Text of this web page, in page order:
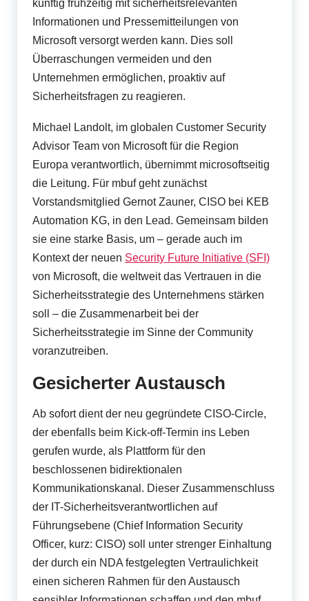
künftig frühzeitig mit sicherheitsrelevanten
Informationen und Pressemitteilungen von
Microsoft versorgt werden kann. Dies soll
Überraschungen vermeiden und den
Unternehmen ermöglichen, proaktiv auf
Sicherheitsfragen zu reagieren.
Michael Landolt, im globalen Customer Security
Advisor Team von Microsoft für die Region
Europa verantwortlich, übernimmt microsoftseitig
die Leitung. Für mbuf geht zunächst
Vorstandsmitglied Gernot Zauner, CISO bei KEB
Automation KG, in den Lead. Gemeinsam bilden
sie eine starke Basis, um – gerade auch im
Kontext der neuen Security Future Initiative (SFI)
von Microsoft, die weltweit das Vertrauen in die
Sicherheitsstrategie des Unternehmens stärken
soll – die Zusammenarbeit bei der
Sicherheitsstrategie im Sinne der Community
voranzutreiben.
Gesicherter Austausch
Ab sofort dient der neu gegründete CISO-Circle,
der ebenfalls beim Kick-off-Termin ins Leben
gerufen wurde, als Plattform für den
beschlossenen bidirektionalen
Kommunikationskanal. Dieser Zusammenschluss
der IT-Sicherheitsverantwortlichen auf
Führungsebene (Chief Information Security
Officer, kurz: CISO) soll unter strenger Einhaltung
der durch ein NDA festgelegten Vertraulichkeit
einen sicheren Rahmen für den Austausch